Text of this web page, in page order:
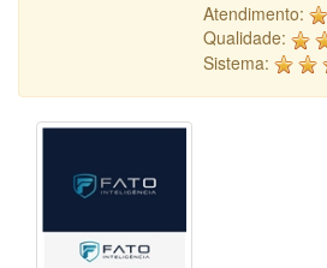
Atendimento:
Qualidade:
Sistema: